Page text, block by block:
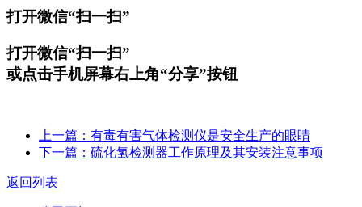
打开微信“扫一扫”
打开微信“扫一扫”
或点击手机屏幕右上角“分享”按钮
上一篇：有毒有害气体检测仪是安全生产的眼睛
下一篇：硫化氢检测器工作原理及其安装注意事项
返回列表